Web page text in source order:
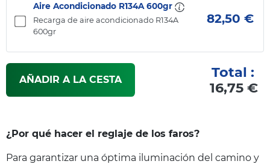
Aire Acondicionado R134A 600gr
Recarga de aire acondicionado R134A
600gr
82,50 €
AÑADIR A LA CESTA
Total :
16,75 €
¿Por qué hacer el reglaje de los faros?
Para garantizar una óptima iluminación del camino y